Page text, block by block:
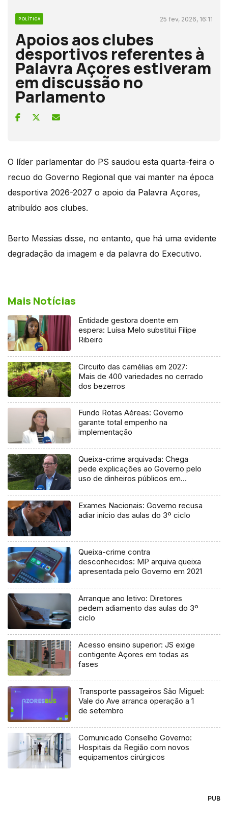
POLÍTICA 25 fev, 2026, 16:11
Apoios aos clubes
desportivos referentes à
Palavra Açores estiveram
em discussão no
Parlamento
O líder parlamentar do PS saudou esta quarta-feira o
recuo do Governo Regional que vai manter na época
desportiva 2026-2027 o apoio da Palavra Açores,
atribuído aos clubes.
Berto Messias disse, no entanto, que há uma evidente
degradação da imagem e da palavra do Executivo.
Mais Notícias
Entidade gestora doente em
espera: Luísa Melo substitui Filipe
Ribeiro
Circuito das camélias em 2027:
Mais de 400 variedades no cerrado
dos bezerros
Fundo Rotas Aéreas: Governo
garante total empenho na
implementação
Queixa-crime arquivada: Chega
pede explicações ao Governo pelo
uso de dinheiros públicos em
Exames Nacionais: Governo recusa
adiar início das aulas do 3º ciclo
Queixa-crime contra
desconhecidos: MP arquiva queixa
apresentada pelo Governo em 2021
Arranque ano letivo: Diretores
pedem adiamento das aulas do 3º
ciclo
Acesso ensino superior: JS exige
contigente Açores em todas as
fases
Transporte passageiros São Miguel:
Vale do Ave arranca operação a 1
de setembro
Comunicado Conselho Governo:
Hospitais da Região com novos
equipamentos cirúrgicos
PUB